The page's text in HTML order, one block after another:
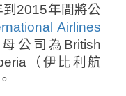
2015年間將公
Airlines
公司為British
（伊比利航